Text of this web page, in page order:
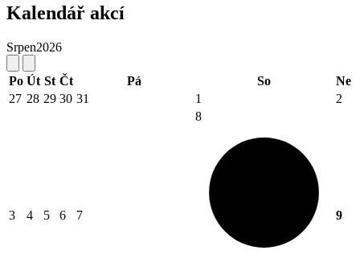
Kalendář akcí
Srpen2026
Po Út St Čt Pá So
Ne
27 28 29 30 31 1 2
3 4 5 6 7
8
9